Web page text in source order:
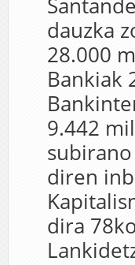
dauzka
28.000
Bankiak
9.442
diren
dira